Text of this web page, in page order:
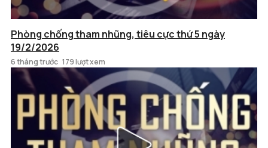
Phòng chống tham nhũng, tiêu cực thứ 5 ngày
19/2/2026
6 tháng trước 179 lượt xem